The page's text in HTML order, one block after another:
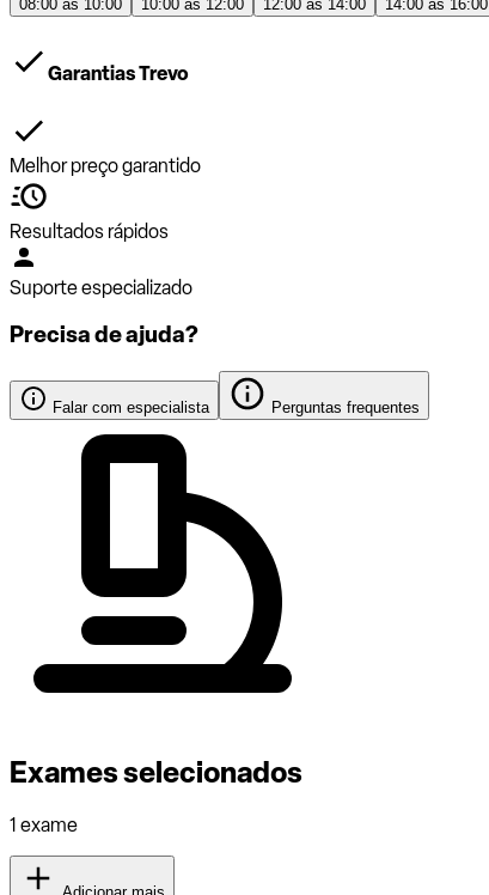
08:00 às 10:00 10:00 às 12:00 12:00 às 14:00 14:00 às 16:00
Garantias Trevo
Melhor preço garantido
Resultados rápidos
Suporte especializado
Precisa de ajuda?
Falar com especialista Perguntas frequentes
Exames selecionados
1 exame